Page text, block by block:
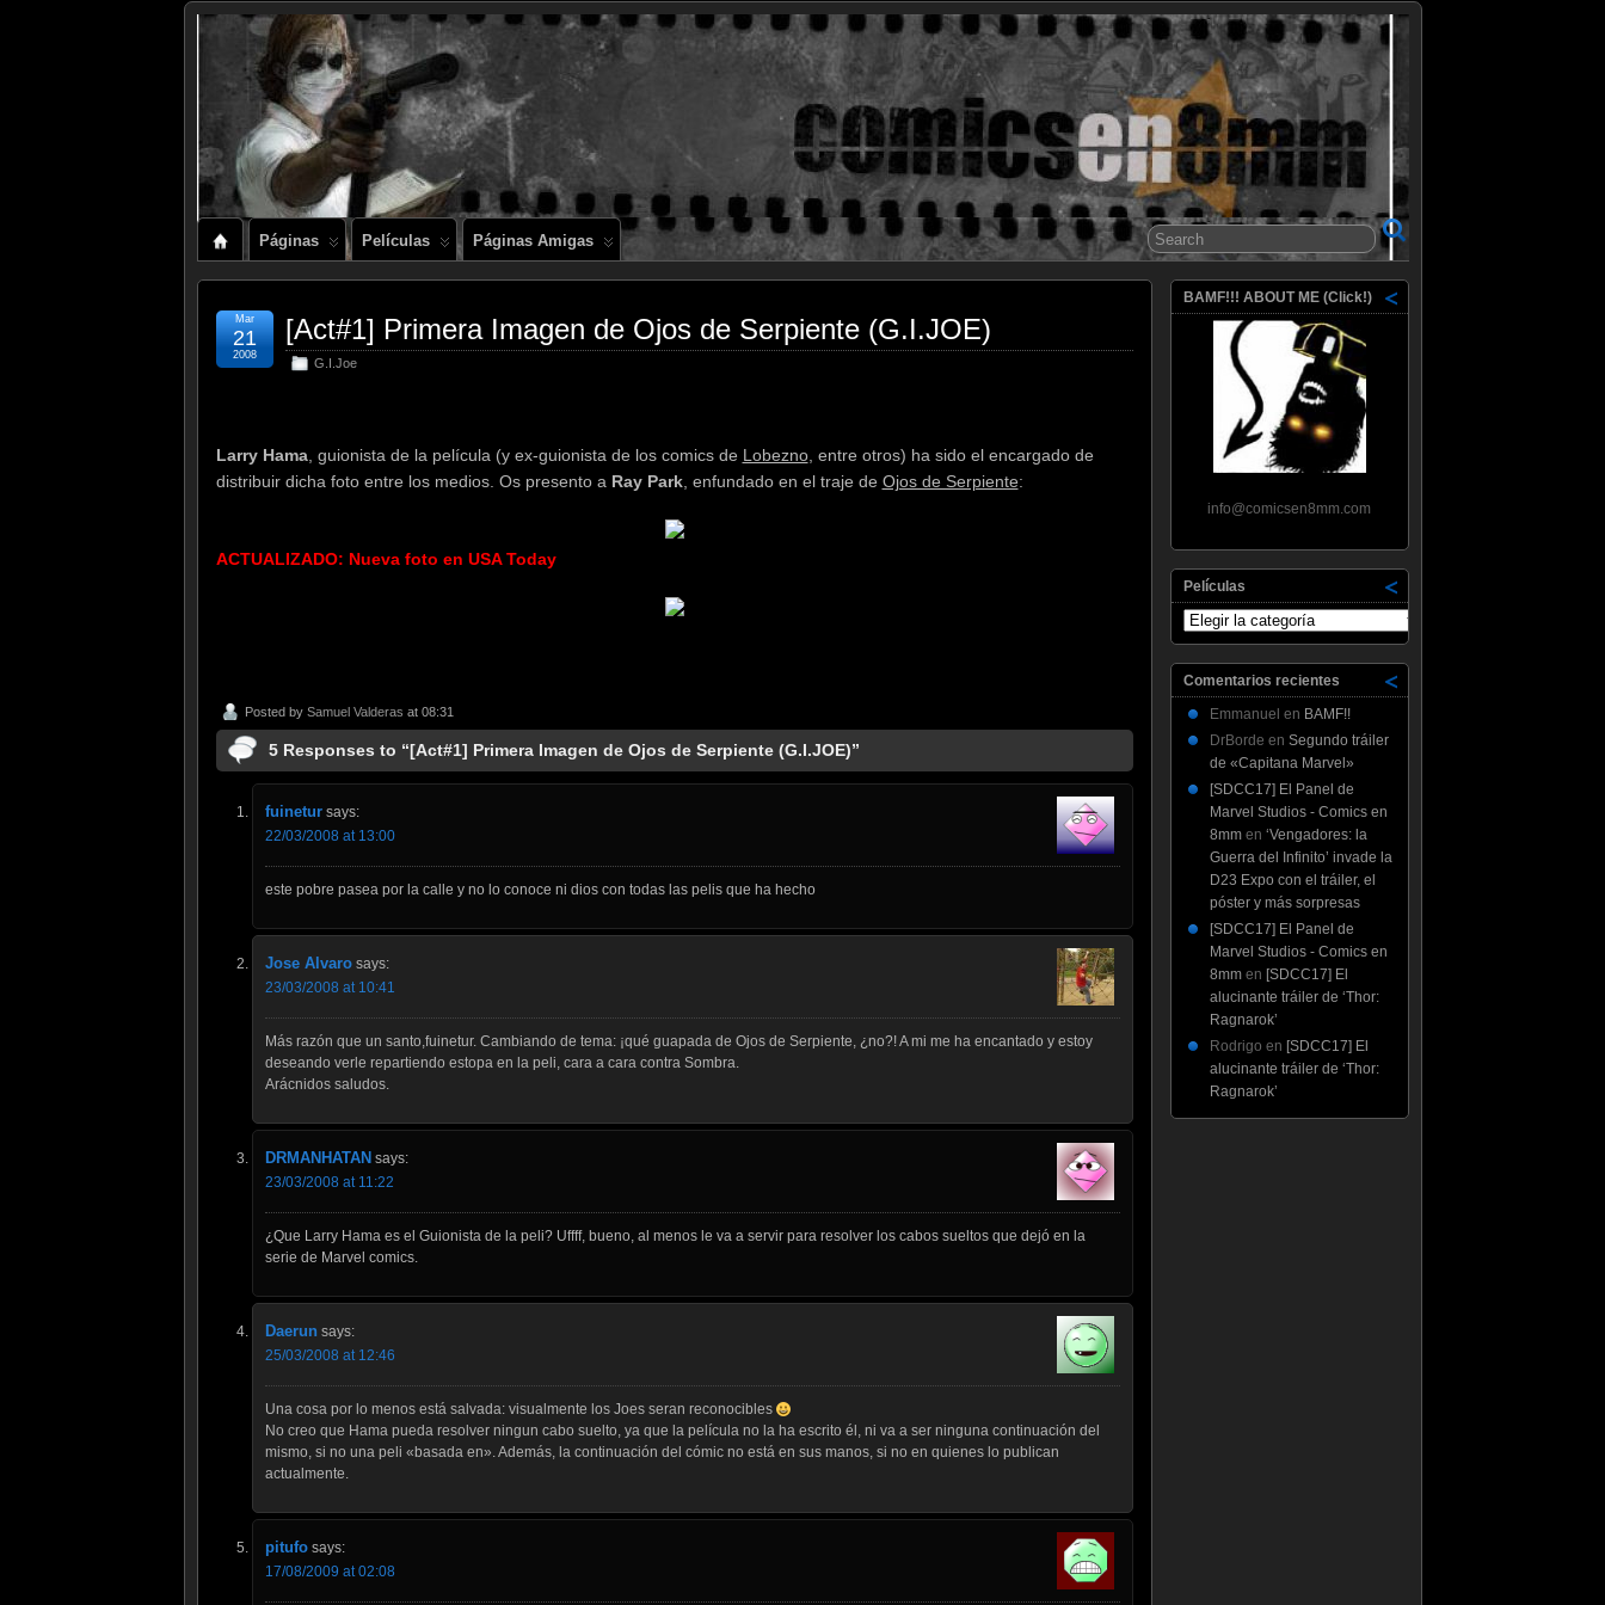
Comics en 8mm
Páginas Películas Páginas Amigas
[Act#1] Primera Imagen de Ojos de Serpiente (G.I.JOE)
G.I.Joe
Mar
21
2008
Larry Hama, guionista de la película (y ex-guionista de los comics de Lobezno, entre otros) ha sido el encargado de
distribuir dicha foto entre los medios. Os presento a Ray Park, enfundado en el traje de Ojos de Serpiente:
ACTUALIZADO: Nueva foto en USA Today
Posted by Samuel Valderas at 08:31
5 Responses to “[Act#1] Primera Imagen de Ojos de Serpiente (G.I.JOE)”
fuinetur says:
22/03/2008 at 13:00
este pobre pasea por la calle y no lo conoce ni dios con todas las pelis que ha hecho
Jose Alvaro says:
23/03/2008 at 10:41
Más razón que un santo,fuinetur. Cambiando de tema: ¡qué guapada de Ojos de Serpiente, ¿no?! A mi me ha encantado y estoy
deseando verle repartiendo estopa en la peli, cara a cara contra Sombra.
Arácnidos saludos.
DRMANHATAN says:
23/03/2008 at 11:22
¿Que Larry Hama es el Guionista de la peli? Uffff, bueno, al menos le va a servir para resolver los cabos sueltos que dejó en la
serie de Marvel comics.
Daerun says:
25/03/2008 at 12:46
Una cosa por lo menos está salvada: visualmente los Joes seran reconocibles
No creo que Hama pueda resolver ningun cabo suelto, ya que la película no la ha escrito él, ni va a ser ninguna continuación del
mismo, si no una peli «basada en». Además, la continuación del cómic no está en sus manos, si no en quienes lo publican
actualmente.
pitufo says:
17/08/2009 at 02:08
BAMF!!! ABOUT ME (Click!)
info@comicsen8mm.com
Películas
Películas
Comentarios recientes
Emmanuel en BAMF!!
DrBorde en Segundo tráiler
de «Capitana Marvel»
[SDCC17] El Panel de
Marvel Studios - Comics en
8mmen ‘Vengadores: la
Guerra del Infinito’ invade la
D23 Expo con el tráiler, el
póster y más sorpresas
[SDCC17] El Panel de
Marvel Studios - Comics en
8mmen [SDCC17] El
alucinante tráiler de ‘Thor:
Ragnarok’
Rodrigo en [SDCC17] El
alucinante tráiler de ‘Thor:
Ragnarok’